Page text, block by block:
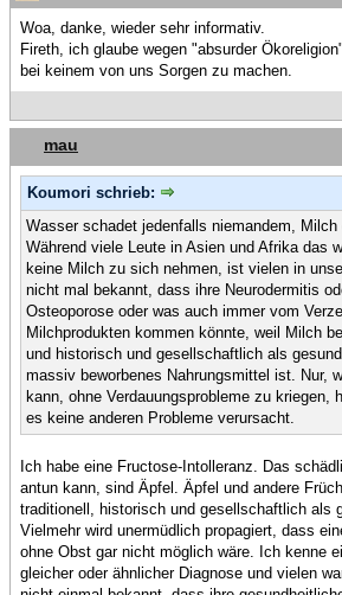
Woa, danke, wieder sehr informativ.
Fireth, ich glaube wegen "absurder
bei keinem von uns Sorgen zu machen.
mau
Koumori schrieb:
Wasser schadet jedenfalls niemandem, Milch
Während viele Leute in Asien und Afrika das
keine Milch zu sich nehmen, ist vielen in
nicht mal bekannt, dass ihre Neurodermitis
Osteoporose oder was auch immer vom
Milchprodukten kommen könnte, weil Milch
und historisch und gesellschaftlich als
massiv beworbenes Nahrungsmittel ist. Nur,
kann, ohne Verdauungsprobleme zu kriegen,
es keine anderen Probleme verursacht.
Ich habe eine Fructose-Intolleranz. Das
antun kann, sind Äpfel. Äpfel und andere
traditionell, historisch und gesellschaftlich als
Vielmehr wird unermüdlich propagiert, dass
ohne Obst gar nicht möglich wäre. Ich kenne
gleicher oder ähnlicher Diagnose und vielen